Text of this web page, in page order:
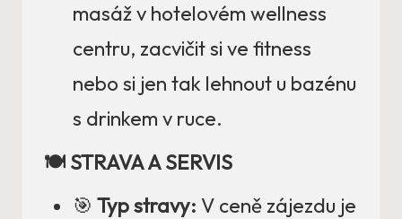
masáž v hotelovém wellness
centru, zacvičit si ve fitness
nebo si jen tak lehnout u bazénu
s drinkem v ruce.
🍽️ STRAVA A SERVIS
🎯 Typ stravy: V ceně zájezdu je